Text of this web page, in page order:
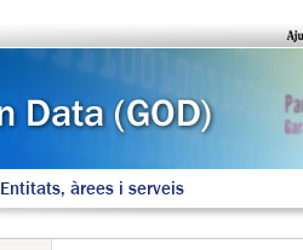
Entitats, àrees i serveis